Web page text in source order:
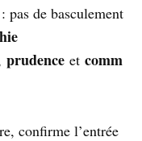
pas de basculement
prudence et comm
confirme l’entrée